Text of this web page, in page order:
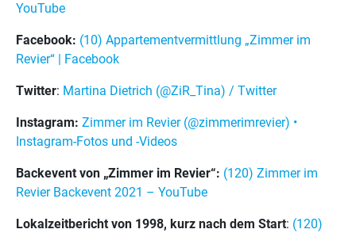
YouTube
Facebook: (10) Appartementvermittlung „Zimmer im
Revier“ | Facebook
Twitter: Martina Dietrich (@ZiR_Tina) / Twitter
Instagram: Zimmer im Revier (@zimmerimrevier) •
Instagram-Fotos und -Videos
Backevent von „Zimmer im Revier“: (120) Zimmer im
Revier Backevent 2021 – YouTube
Lokalzeitbericht von 1998, kurz nach dem Start: (120)